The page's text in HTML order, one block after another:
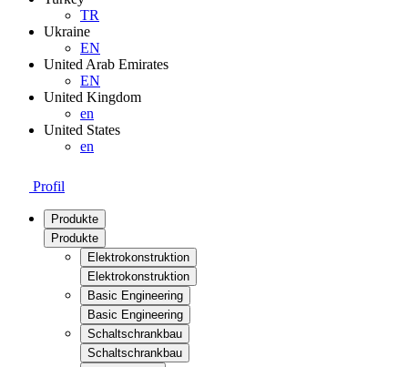
TR
Ukraine
EN
United Arab Emirates
EN
United Kingdom
en
United States
en
Profil
Produkte
Produkte
Elektrokonstruktion
Elektrokonstruktion
Basic Engineering
Basic Engineering
Schaltschrankbau
Schaltschrankbau